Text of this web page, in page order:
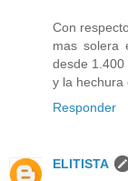
Con
mas solera
desde
y la hechura
Responder
ELITISTA